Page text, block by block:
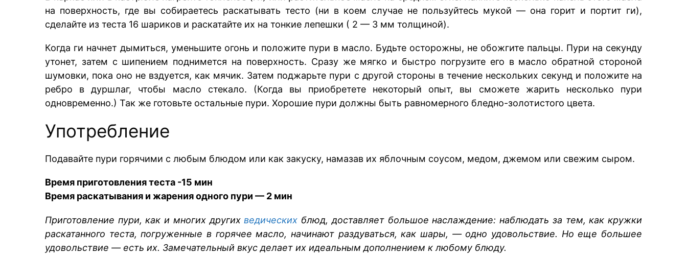
на поверхность, где вы собираетесь раскатывать тесто (ни в коем случае не пользуйтесь мукой — она горит и портит ги),
сделайте из теста 16 шариков и раскатайте их на тонкие лепешки ( 2 — 3 мм толщиной).
Когда ги начнет дымиться, уменьшите огонь и положите пури в масло. Будьте осторожны, не обожгите пальцы. Пури на секунду
утонет, затем с шипением поднимется на поверхность. Сразу же мягко и быстро погрузите его в масло обратной стороной
шумовки, пока оно не вздуется, как мячик. Затем поджарьте пури с другой стороны в течение нескольких секунд и положите на
ребро в дуршлаг, чтобы масло стекало. (Когда вы приобретете некоторый опыт, вы сможете жарить несколько пури
одновременно.) Так же готовьте остальные пури. Хорошие пури должны быть равномерного бледно-золотистого цвета.
Употребление
Подавайте пури горячими с любым блюдом или как закуску, намазав их яблочным соусом, медом, джемом или свежим сыром.
Время приготовления теста -15 мин
Время раскатывания и жарения одного пури — 2 мин
Приготовление пури, как и многих другихведических блюд, доставляет большое наслаждение: наблюдать за тем, как кружки
раскатанного теста, погруженные в горячее масло, начинают раздуваться, как шары, — одно удовольствие. Но еще большее
удовольствие — есть их. Замечательный вкус делает их идеальным дополнением к любому блюду.